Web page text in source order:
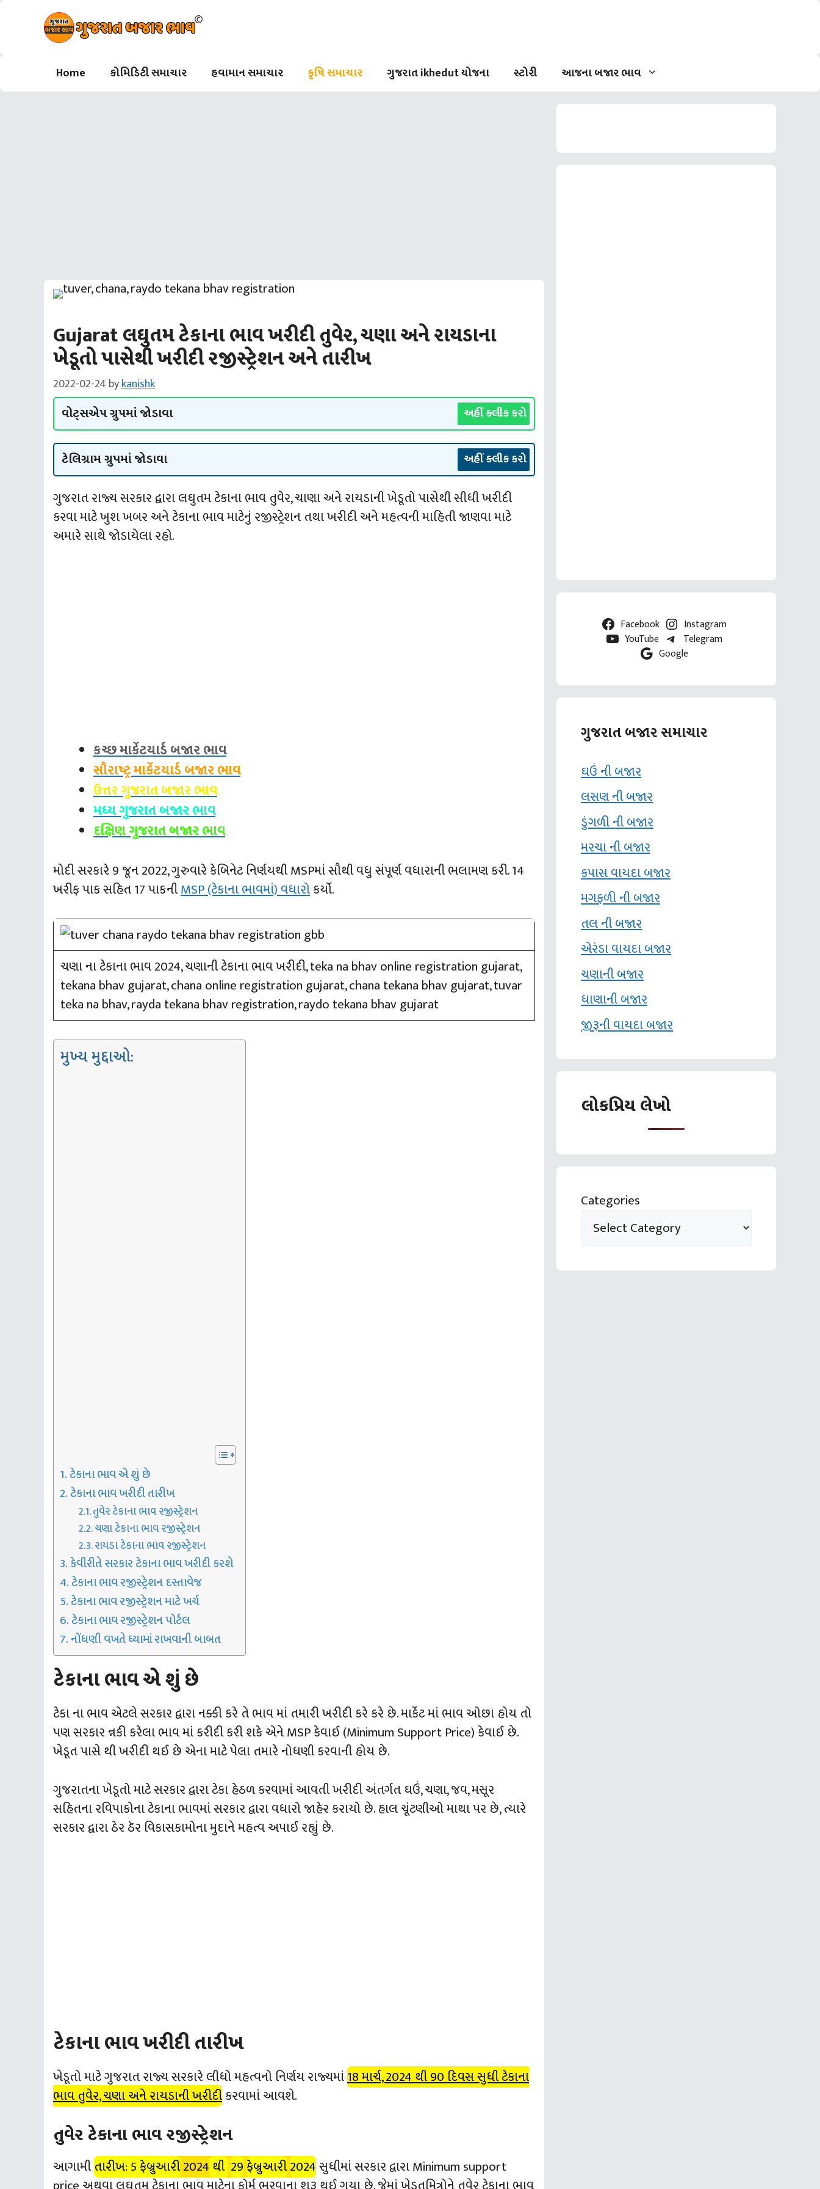
Skip
Home કોમિડિટી સમાચાર હવામાન સમાચાર કૃષિ સમાચાર ગુજરાત ikhedut યોજના સ્ટોરી આજના બજાર ભાવ
Gujarat લઘુતમ ટેકાના ભાવ ખરીદી તુવેર, ચણા અને રાયડાના
ખેડૂતો પાસેથી ખરીદી રજીસ્ટ્રેશન અને તારીખ
2022-02-24 bykanishk
વોટ્સએપ ગ્રુપમાં જોડાવા અહીં ક્લીક કરો
ટેલિગ્રામ ગ્રુપમાં જોડાવા અહીં ક્લીક કરો
ગુજરાત રાજ્ય સરકાર દ્વારા લઘુતમ ટેકાના ભાવ તુવેર, ચાણા અને રાયડાની ખેડૂતો પાસેથી સીધી ખરીદી
કરવા માટે ખુશ ખબર અને ટેકાના ભાવ માટેનું રજીસ્ટ્રેશન તથા ખરીદી અને મહત્વની માહિતી જાણવા માટે
અમારે સાથે જોડાયેલા રહો.
કચ્છ માર્કેટયાર્ડ બજાર ભાવ
સૌરાષ્ટ્ર માર્કેટયાર્ડ બજાર ભાવ
ઉત્તર ગુજરાત બજાર ભાવ
મધ્ય ગુજરાત બજાર ભાવ
દક્ષિણ ગુજરાત બજાર ભાવ
મોદી સરકારે 9 જૂન 2022, ગુરુવારે કેબિનેટ નિર્ણયથી MSPમાં સૌથી વધુ સંપૂર્ણ વધારાની ભલામણ કરી. 14
ખરીફ પાક સહિત 17 પાકનીMSP (ટેકાના ભાવમાં) વધારોકર્યો.
ચણા ના ટેકાના ભાવ 2024, ચણાની ટેકાના ભાવ ખરીદી, teka na bhav online registration gujarat,
tekana bhav gujarat, chana online registration gujarat, chana tekana bhav gujarat, tuvar
teka na bhav, rayda tekana bhav registration, raydo tekana bhav gujarat
મુખ્ય મુદ્દાઓ:
ટેકાના ભાવ એ શું છે
ટેકાના ભાવ ખરીદી તારીખ
તુવેર ટેકાના ભાવ રજીસ્ટ્રેશન
ચણા ટેકાના ભાવ રજીસ્ટ્રેશન
રાયડા ટેકાના ભાવ રજીસ્ટ્રેશન
કેવીરીતે સરકાર ટેકાના ભાવ ખરીદી કરશે
ટેકાના ભાવ રજીસ્ટ્રેશન દસ્તાવેજ
ટેકાના ભાવ રજીસ્ટ્રેશન માટે ખર્ચ
ટેકાના ભાવ રજીસ્ટ્રેશન પોર્ટલ
નોંધણી વખતે ધ્યામાં રાખવાની બાબત
ટેકાના ભાવ એ શું છે
ટેકા ના ભાવ એટલે સરકાર દ્વારા નક્કી કરે તે ભાવ માં તમારી ખરીદી કરે કરે છે. માર્કેટ માં ભાવ ઓછા હોય તો
પણ સરકાર ન્નકી કરેલા ભાવ માં કરીદી કરી શકે એને MSP કેવાઈ (Minimum Support Price) કેવાઈ છે.
ખેડૂત પાસે થી ખરીદી થઈ છે એના માટે પેલા તમારે નોધણી કરવાની હોય છે.
ગુજરાતના ખેડૂતો માટે સરકાર દ્વારા ટેકા હેઠળ કરવામાં આવતી ખરીદી અંતર્ગત ઘઉં, ચણા, જવ, મસૂર
સહિતના રવિપાકોના ટેકાના ભાવમાં સરકાર દ્વારા વધારો જાહેર કરાયો છે. હાલ ચૂંટણીઓ માથા પર છે, ત્યારે
સરકાર દ્વારા ઠેર ઠૅર વિકાસકામોના મુદાને મહત્વ અપાઈ રહ્યું છે.
ટેકાના ભાવ ખરીદી તારીખ
ખેડૂતો માટે ગુજરાત રાજ્ય સરકારે લીધો મહત્વનો નિર્ણય રાજ્યમાં18 માર્ચ, 2024 થી 90 દિવસ સુધી ટેકાના
ભાવ તુવેર, ચણા અને રાયડાની ખરીદીકરવામાં આવશે.
તુવેર ટેકાના ભાવ રજીસ્ટ્રેશન
આગામીતારીખ: 5 ફેબ્રુઆરી2024 થી 29ફેબ્રુઆરી2024સુધીમાં સરકાર દ્વારા Minimum support
Facebook
Instagram
YouTube
Telegram
Google
ગુજરાત બજાર સમાચાર
ઘઉં ની બજાર
લસણ ની બજાર
ડુંગળી ની બજાર
મરચા ની બજાર
કપાસ વાયદા બજાર
મગફળી ની બજાર
તલ ની બજાર
એરંડા વાયદા બજાર
ચણાની બજાર
ધાણાની બજાર
જીરૂની વાયદા બજાર
લોકપ્રિય લેખો
Categories